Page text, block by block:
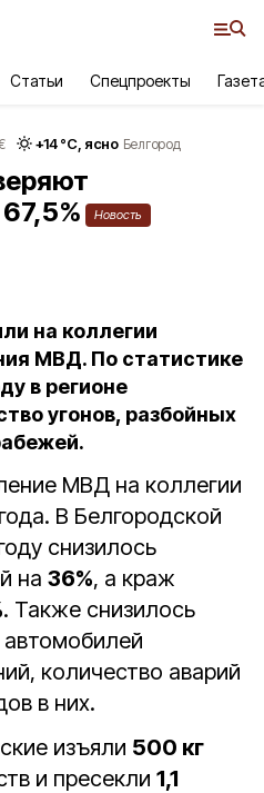
Статьи Спецпроекты
+14°С, ясно Белгород
Новость
на коллегии
МВД. По статистике
в регионе
угонов, разбойных
МВД на коллегии
В Белгородской
снизилось
на 36%, а краж
. Также снизилось
автомобилей
количество аварий
в них.
изъяли 500 кг
и пресекли 1,1